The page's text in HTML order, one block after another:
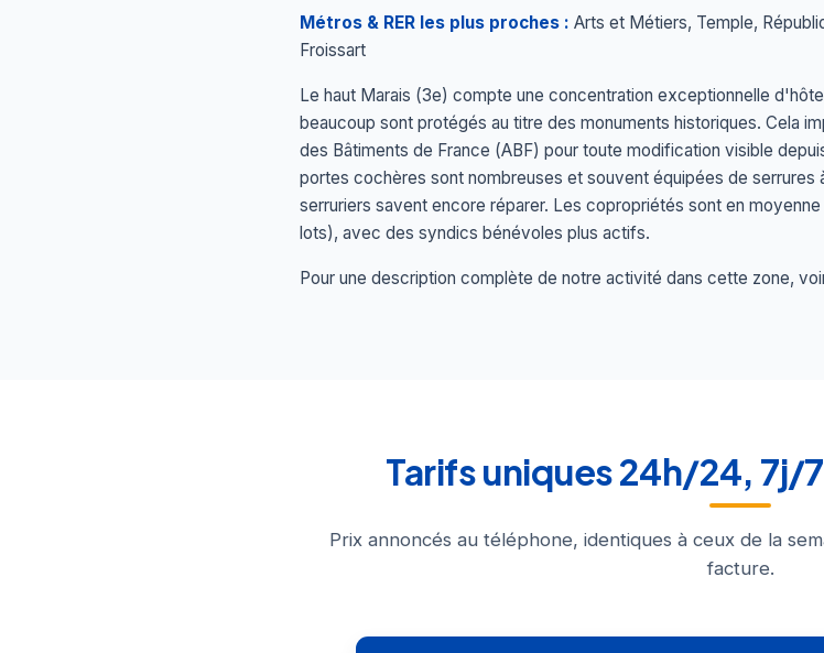
Métros & RER les plus proches : Arts et Métiers, Temple,
Froissart
Le haut Marais (3e) compte une concentration exceptionnelle
beaucoup sont protégés au titre des monuments historiques. Cela
des Bâtiments de France (ABF) pour toute modification visible
portes cochères sont nombreuses et souvent équipées de serrures
serruriers savent encore réparer. Les copropriétés sont en
lots), avec des syndics bénévoles plus actifs.
Pour une description complète de notre activité dans cette zone,
Tarifs uniques 24h/24, 7j/
Prix annoncés au téléphone, identiques à ceux de la
facture.